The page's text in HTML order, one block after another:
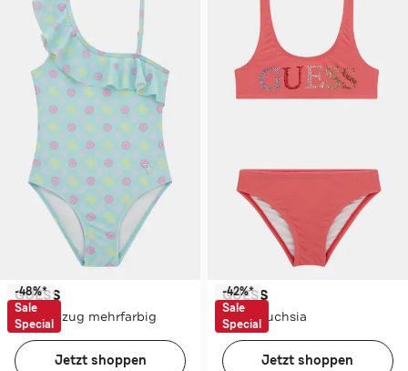
GUESS
Badeanzug mehrfarbig
-48%*
Sale
Special
Jetzt shoppen
GUESS
Bikini fuchsia
-42%*
Sale
Special
Jetzt shoppen